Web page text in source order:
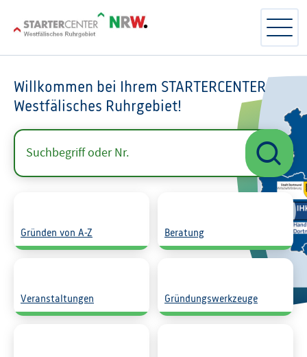
Willkommen bei Ihrem STARTERCENTER
Westfälisches Ruhrgebiet!
Gründen von A-Z Beratung
Veranstaltungen Gründungswerkzeuge